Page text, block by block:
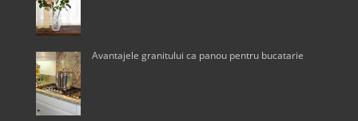
Avantajele granitului ca panou pentru bucatarie